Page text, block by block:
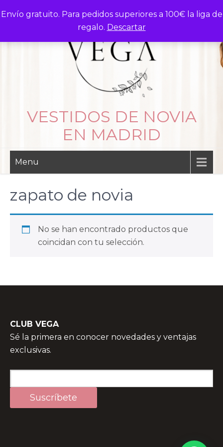
Envío gratuito. Para pedidos superiores a 100€ la liga de
regalo. Descartar
to
VESTIDOS DE NOVIA
EN MADRID
Menu
zapato de novia
No se han encontrado productos que
coincidan con tu selección.
CLUB VEGA
Sé la primera en conocer novedades y ventajas
exclusivas.